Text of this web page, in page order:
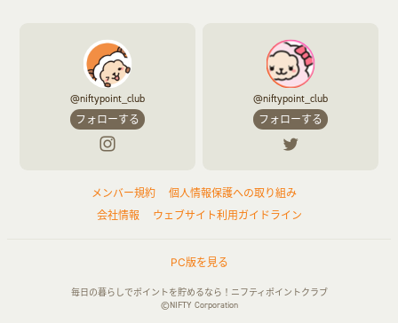
@niftypoint_club
フォローする
@niftypoint_club
フォローする
メンバー規約
個人情報保護への取り組み
会社情報
ウェブサイト利用ガイドライン
PC版を見る
毎日の暮らしでポイントを貯めるなら！ニフティポイントクラブ
©NIFTY Corporation